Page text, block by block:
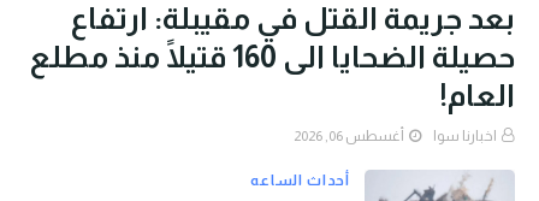
بعد جريمة القتل في مقيبلة: ارتفاع
حصيلة الضحايا الى 160 قتيلًا منذ مطلع
العام!
اخبارنا سوا أغسطس 06, 2026
أحداث الساعه